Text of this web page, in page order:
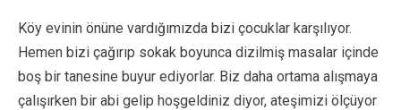
Köy evinin önüne vardığımızda bizi çocuklar karşılıyor.
Hemen bizi çağırıp sokak boyunca dizilmiş masalar içinde
boş bir tanesine buyur ediyorlar. Biz daha ortama alışmaya
çalışırken bir abi gelip hoşgeldiniz diyor, ateşimizi ölçüyor